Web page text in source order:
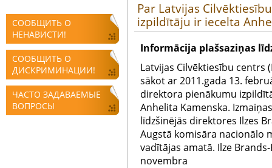
СООБЩИТЬ О
НЕНАВИСТИ!
СООБЩИТЬ О
ДИСКРИМИНАЦИИ!
ЧАСТО ЗАДАВАЕМЫЕ
ВОПРОСЫ
Par Latvijas
izpildītāju ir iecelta
Informācija plašsaziņas
Latvijas Cilvēktiesību centrs
sākot ar 2011.gada 13.
direktora pienākumu
Anhelita Kamenska.
līdzšinējās direktores Ilzes
Augstā komisāra nacionālo
vadītājas amatā. Ilze
novembra